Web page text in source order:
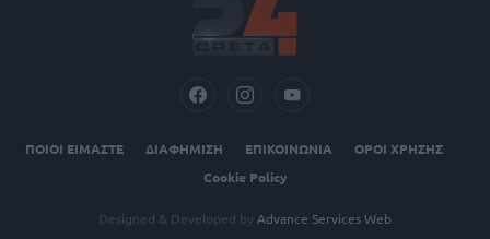
ΠΟΙΟΙ ΕΙΜΑΣΤΕ ΔΙΑΦΗΜΙΣΗ ΕΠΙΚΟΙΝΩΝΙΑ
ΟΡΟΙ ΧΡΗΣΗΣ
Cookie Policy
Designed & Developed by Advance Services Web